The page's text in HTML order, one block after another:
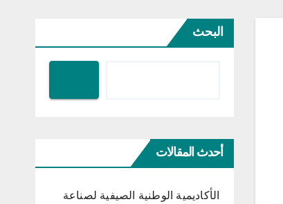
البحث
أحدث المقالات
الأكاديمية الوطنية الصيفية لصناعة